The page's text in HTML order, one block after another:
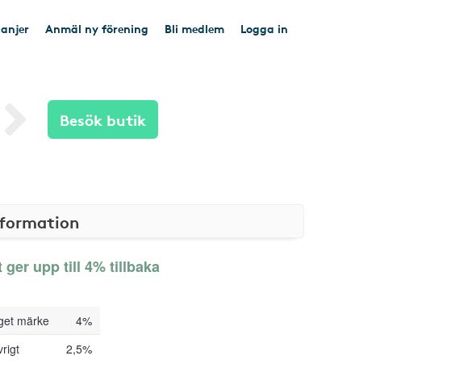
Anmäl ny förening Bli medlem Logga in
Besök butik
ger upp till 4% tillbaka
märke
4%
2,5%